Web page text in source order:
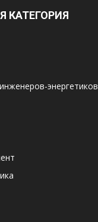
КАТЕГОРИЯ
энергетиков